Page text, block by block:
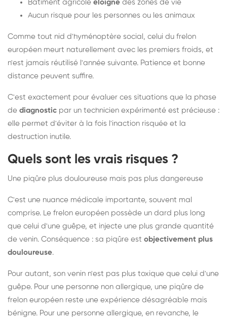
Bâtiment agricole éloigné des zones de vie
Aucun risque pour les personnes ou les animaux
Comme tout nid d'hyménoptère social, celui du frelon
européen meurt naturellement avec les premiers froids, et
n'est jamais réutilisé l'année suivante. Patience et bonne
distance peuvent suffire.
C'est exactement pour évaluer ces situations que la phase
de diagnostic par un technicien expérimenté est précieuse :
elle permet d'éviter à la fois l'inaction risquée et la
destruction inutile.
Quels sont les vrais risques ?
Une piqûre plus douloureuse mais pas plus dangereuse
C'est une nuance médicale importante, souvent mal
comprise. Le frelon européen possède un dard plus long
que celui d'une guêpe, et injecte une plus grande quantité
de venin. Conséquence : sa piqûre est objectivement plus
douloureuse.
Pour autant, son venin n'est pas plus toxique que celui d'une
guêpe. Pour une personne non allergique, une piqûre de
frelon européen reste une expérience désagréable mais
bénigne. Pour une personne allergique, en revanche, le